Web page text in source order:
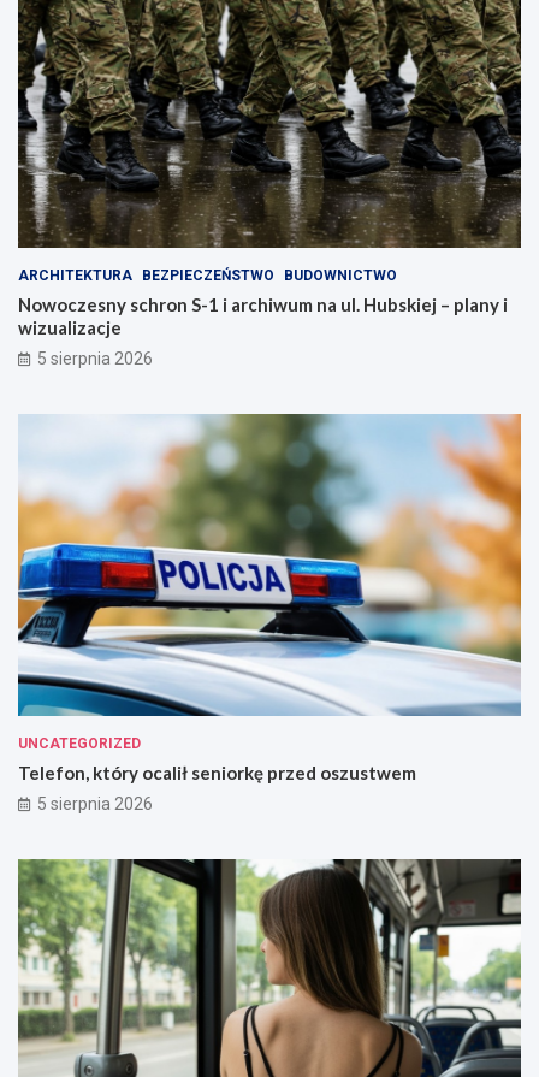
ARCHITEKTURA BEZPIECZEŃSTWO BUDOWNICTWO
Nowoczesny schron S-1 i archiwum na ul. Hubskiej – plany i
wizualizacje
5 sierpnia 2026
UNCATEGORIZED
Telefon, który ocalił seniorkę przed oszustwem
5 sierpnia 2026